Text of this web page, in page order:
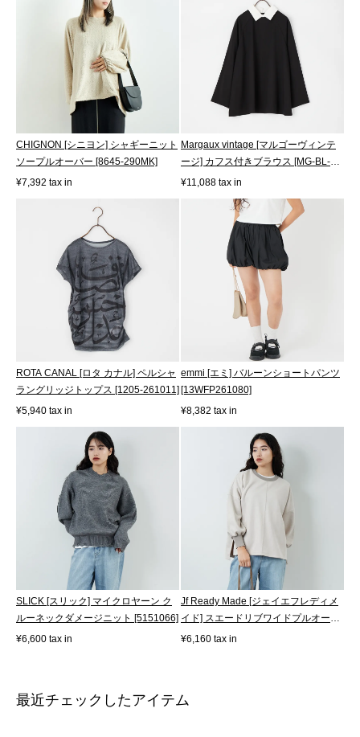
CHIGNON [シニヨン] シャギーニット
ソープルオーバー [8645-290MK]
¥7,392 tax in
Margaux vintage [マルゴーヴィンテ
ージ] カフス付きブラウス [MG-BL-
26006...
¥11,088 tax in
ROTA CANAL [ロタ カナル] ペルシャ
ラングリッジトップス [1205-261011]
¥5,940 tax in
emmi [エミ] バルーンショートパンツ
[13WFP261080]
¥8,382 tax in
SLICK [スリック] マイクロヤーン ク
ルーネックダメージニット [5151066]
¥6,600 tax in
Jf Ready Made [ジェイエフレディメ
イド] スエードリブワイドプルオーバ
ー...
¥6,160 tax in
最近チェックしたアイテム